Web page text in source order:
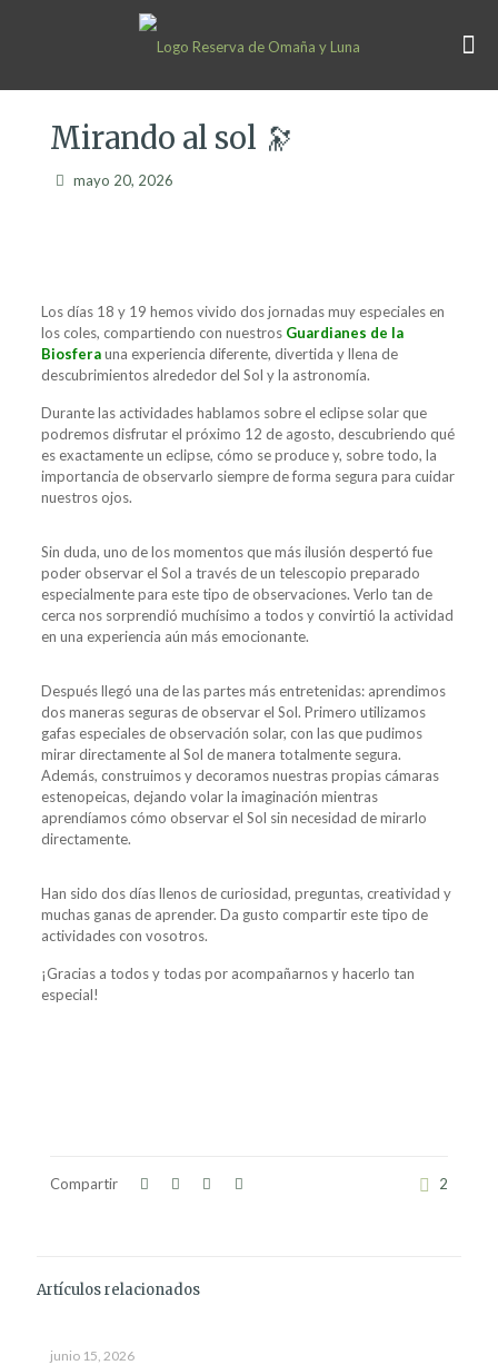
Mirando al sol 🔭
mayo 20, 2026
Los días 18 y 19 hemos vivido dos jornadas muy especiales en
los coles, compartiendo con nuestros Guardianes de la
Biosferauna experiencia diferente, divertida y llena de
descubrimientos alrededor del Sol y la astronomía.
Durante las actividades hablamos sobre el eclipse solar que
podremos disfrutar el próximo 12 de agosto, descubriendo qué
es exactamente un eclipse, cómo se produce y, sobre todo, la
importancia de observarlo siempre de forma segura para cuidar
nuestros ojos.
Sin duda, uno de los momentos que más ilusión despertó fue
poder observar el Sol a través de un telescopio preparado
especialmente para este tipo de observaciones. Verlo tan de
cerca nos sorprendió muchísimo a todos y convirtió la actividad
en una experiencia aún más emocionante.
Después llegó una de las partes más entretenidas: aprendimos
dos maneras seguras de observar el Sol. Primero utilizamos
gafas especiales de observación solar, con las que pudimos
mirar directamente al Sol de manera totalmente segura.
Además, construimos y decoramos nuestras propias cámaras
estenopeicas, dejando volar la imaginación mientras
aprendíamos cómo observar el Sol sin necesidad de mirarlo
directamente.
Han sido dos días llenos de curiosidad, preguntas, creatividad y
muchas ganas de aprender. Da gusto compartir este tipo de
actividades con vosotros.
¡Gracias a todos y todas por acompañarnos y hacerlo tan
especial!
Compartir 2
Artículos relacionados
junio 15, 2026